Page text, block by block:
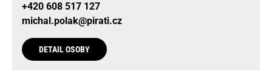
+420 608 517 127
michal.polak@pirati.cz
DETAIL OSOBY